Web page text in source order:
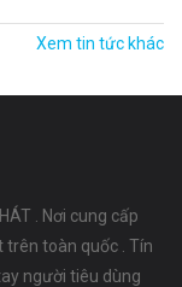
Xem tin tức khác
. Nơi cung cấp
trên toàn quốc . Tín
người tiêu dùng